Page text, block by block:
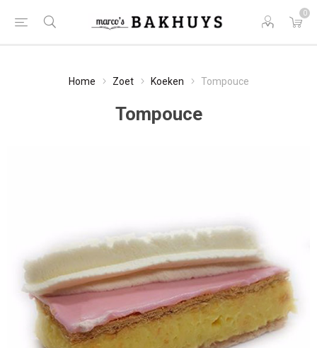
0
Home Zoet Koeken Tompouce
Tompouce